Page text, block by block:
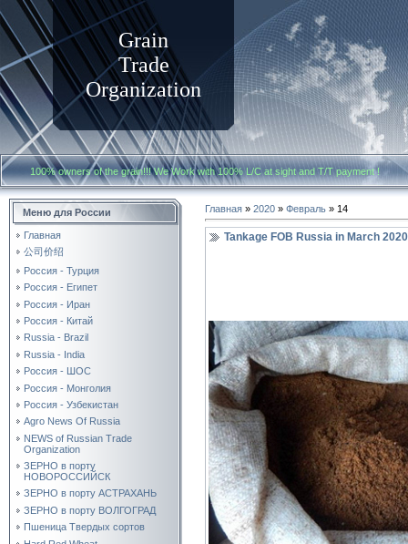
Grain
Trade
Organization
100% owners of the grain!!! We Work with100% L/C at sight and T/T payment
Меню для России
Главная
公司价绍
Россия - Турция
Россия - Египет
Россия - Иран
Россия - Китай
Russia - Brazil
Russia - India
Россия - ШОС
Россия - Монголия
Россия - Узбекистан
Agro News Of Russia
NEWS of Russian Trade
Organization
ЗЕРНО в порту
НОВОРОССИЙСК
ЗЕРНО в порту АСТРАХАНЬ
ЗЕРНО в порту ВОЛГОГРАД
Пшеница Твердых сортов
Главная » 2020 » Февраль » 14
Tankage FOB Russia in March 2020